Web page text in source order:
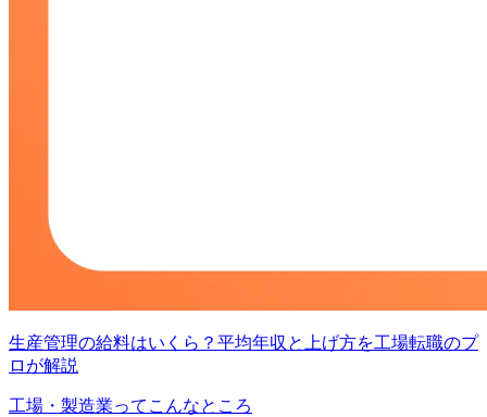
生産管理の給料はいくら？平均年収と上げ方を工場転職のプ
ロが解説
工場・製造業ってこんなところ